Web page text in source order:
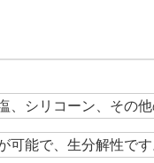
シリコーン、その
能で、生分解性です